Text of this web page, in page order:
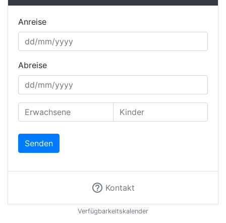
Anreise
Abreise
Senden
help_outline Kontakt
Verfügbarkeitskalender